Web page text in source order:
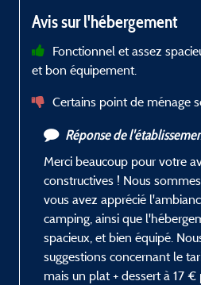
Avis sur l'hébergement
Fonctionnel et assez
et bon équipement.
Certains point de ménage
Réponse de
Merci beaucoup pour votre
constructives ! Nous
vous avez apprécié
camping, ainsi que
spacieux, et bien équipé.
suggestions concernant le
mais un plat + dessert à 17